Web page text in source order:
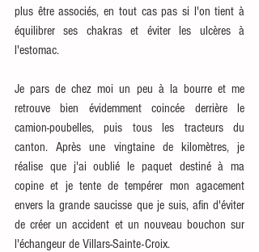
plus être associés, en tout cas pas si l'on tient à
équilibrer ses chakras et éviter les ulcères à
l'estomac.
Je pars de chez moi un peu à la bourre et me
retrouve bien évidemment coincée derrière le
camion-poubelles, puis tous les tracteurs du
canton. Après une vingtaine de kilomètres, je
réalise que j'ai oublié le paquet destiné à ma
copine et je tente de tempérer mon agacement
envers la grande saucisse que je suis, afin d'éviter
de créer un accident et un nouveau bouchon sur
l'échangeur de Villars-Sainte-Croix.